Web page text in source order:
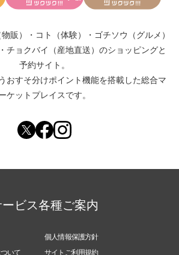
販） ・ コト（体験） ・ ゴチソウ（グルメ）
・ チョクバイ（産地直送） のショッピングと
予約サイト。
おすそ分けポイント機能を搭載した総合マ
ケットプレイスです。
ービス各種ご案内
個人情報保護方針
いて
サイトご利用規約